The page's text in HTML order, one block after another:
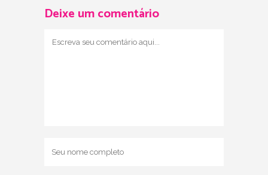
Deixe um comentário